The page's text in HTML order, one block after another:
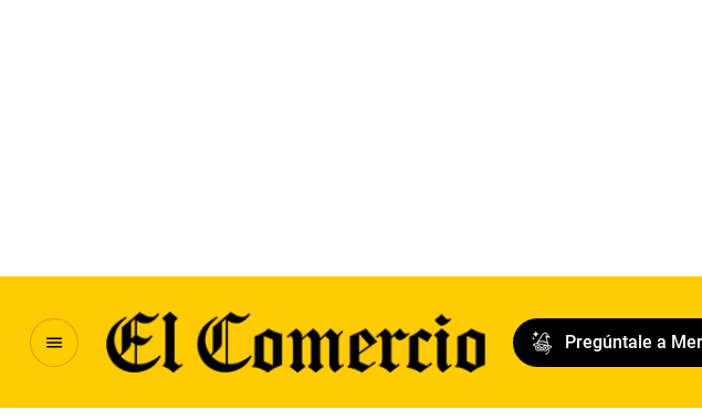
Pregúntale a